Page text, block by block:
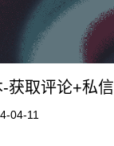
获取评论+私信
04-11